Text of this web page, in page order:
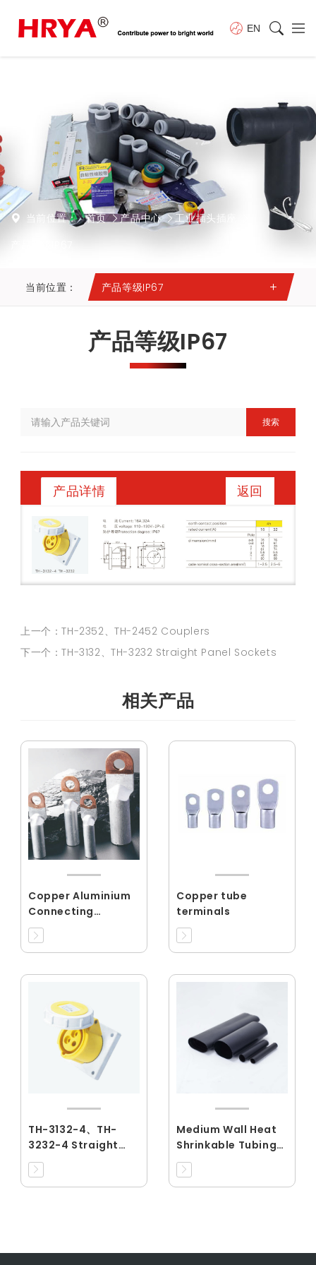
EN
当前位置： 首页 产品中心
工业插头插座
当前位置： 产品等级IP67
产品等级IP67
搜索
产品详情 返回
上一个：TH-2352、TH-2452 Couplers
下一个：TH-3132、TH-3232 Straight Panel Sockets
相关产品
Copper Aluminium
Connecting
Terminals
Copper tube
terminals
TH-3132-4、TH-
3232-4 Straight
Panel Sockets
Medium Wall Heat
Shrinkable Tubing
With Hot Melting
Adhesive(RCMW)